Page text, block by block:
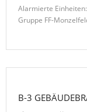
Alarmierte Einheiten:
Gruppe FF-
B-3